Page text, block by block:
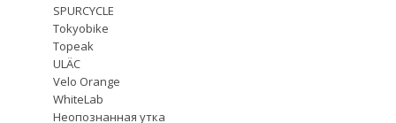
SPURCYCLE
Tokyobike
Topeak
ULÄC
Velo Orange
WhiteLab
Неопознанная утка